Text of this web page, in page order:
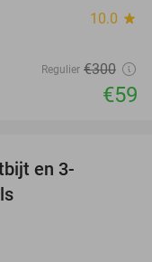
10.0 star
Regulier €300
€59
en 3-